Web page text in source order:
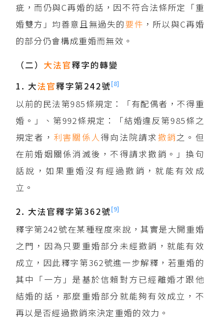
疵，而仍與C再婚的話，因不符合法條所定「重
婚雙方」均善意且無過失的要件 ，所以與C再婚
的部分仍會構成重婚而無效。
（二） 大法官釋字的轉變
1. 大法官釋字第242號[8]
以前的民法第985條規定：「有配偶者，不得重
婚。」、第992條規定：「結婚違反第985條之
規定者， 利害關係人得向法院請求 撤銷之。但
在前婚姻關係消滅後，不得請求撤銷。」換句
話說，如果重婚沒有經過撤銷，就能有效成
立。
2. 大法官釋字第362號[9]
釋字第242號在某種程度來說，其實是大開重婚
之門，因為只要重婚部分未經撤銷，就能有效
成立，因此釋字第362號進一步解釋，若重婚的
其中「一方」是基於信賴對方已經離婚才跟他
結婚的話，那麼重婚部分就能夠有效成立，不
再以是否經過撤銷來決定重婚的效力。